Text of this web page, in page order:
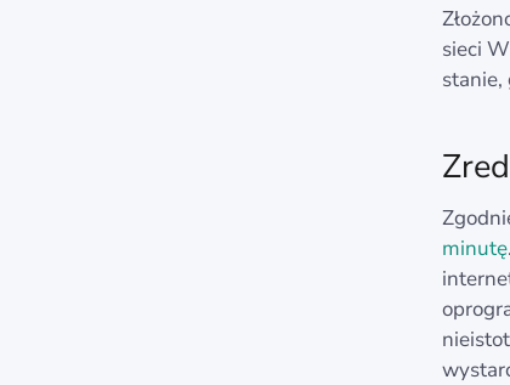
sieci
minutę